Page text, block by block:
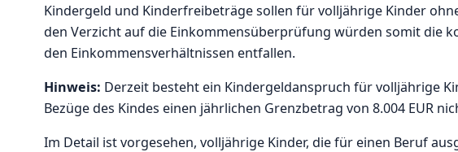
Kindergeld und Kinderfreibeträge sollen für volljährige Kinder
den Verzicht auf die Einkommensüberprüfung würden somit die
den Einkommensverhältnissen entfallen.
Hinweis: Derzeit besteht ein Kindergeldanspruch für volljährige
Bezüge des Kindes einen jährlichen Grenzbetrag von 8.004 EUR
Im Detail ist vorgesehen, volljährige Kinder, die für einen Beruf